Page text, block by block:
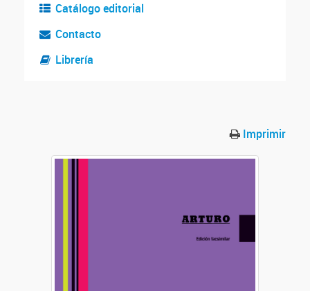
Catálogo editorial
Contacto
Librería
Imprimir